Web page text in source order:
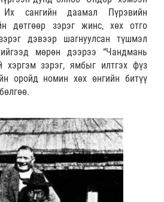
сангийн даамал Пүрэвийн
дөтгөөр зэрэг жинс, хөх отго
дэвээр шагнуулсан түшмэл
мөрөн дээрээ “Чандмань
хэргэм зэрэг, ямбыг илтгэх фүз
оройд номин хөх өнгийн битүү